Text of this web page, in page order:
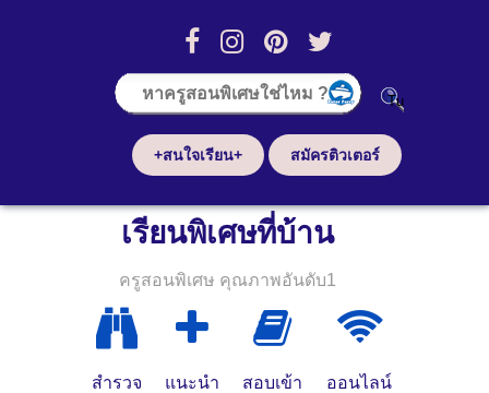
+สนใจเรียน+ สมัครติวเตอร์
เรียนพิเศษที่บ้าน
ครูสอนพิเศษ คุณภาพอันดับ1
สำรวจ แนะนำ สอบเข้า ออนไลน์